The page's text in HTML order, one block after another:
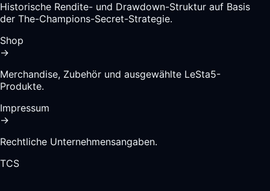
Historische Rendite- und Drawdown-Struktur auf Basis
der The-Champions-Secret-Strategie.
Shop
→
Merchandise, Zubehör und ausgewählte LeSta5-
Produkte.
Impressum
→
Rechtliche Unternehmensangaben.
TCS